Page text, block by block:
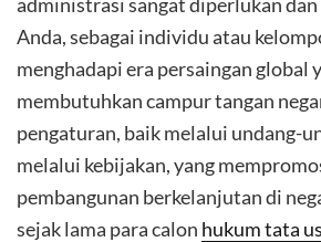
Anda, sebagai individu atau
menghadapi era persaingan global
membutuhkan campur tangan
pengaturan, baik melalui undang-
melalui kebijakan, yang
pembangunan berkelanjutan di
sejak lama para calon hukum tata